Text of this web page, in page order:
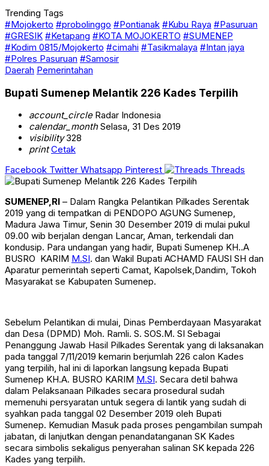
Trending Tags
#Mojokerto #probolinggo #Pontianak #Kubu Raya #Pasuruan
#GRESIK #Ketapang #KOTA MOJOKERTO #SUMENEP
#Kodim 0815/Mojokerto #cimahi #Tasikmalaya #Intan jaya
#Polres Pasuruan #Samosir
Daerah Pemerintahan
Bupati Sumenep Melantik 226 Kades Terpilih
account_circleRadar Indonesia
calendar_monthSelasa, 31 Des 2019
visibility328
print Cetak
Facebook Twitter Whatsapp Pinterest Threads
SUMENEP,RI – Dalam Rangka Pelantikan Pilkades Serentak
2019 yang di tempatkan di PENDOPO AGUNG Sumenep,
Madura Jawa Timur, Senin 30 Desember 2019 di mulai pukul
09.00 wib berjalan dengan Lancar, Aman, terkendali dan
kondusip. Para undangan yang hadir, Bupati Sumenep KH..A
BUSRO KARIM M.SI. dan Wakil Bupati ACHAMD FAUSI SH dan
Aparatur pemerintah seperti Camat, Kapolsek,Dandim, Tokoh
Masyarakat se Kabupaten Sumenep.
Sebelum Pelantikan di mulai, Dinas Pemberdayaan Masyarakat
dan Desa (DPMD) Moh. Ramli. S. SOS.M. SI Sebagai
Penanggung Jawab Hasil Pilkades Serentak yang di laksanakan
pada tanggal 7/11/2019 kemarin berjumlah 226 calon Kades
yang terpilih, hal ini di laporkan langsung kepada Bupati
Sumenep KH.A. BUSRO KARIM M.SI. Secara detil bahwa
dalam Pelaksanaan Pilkades secara prosedural sudah
memenuhi persyaratan untuk segera di lantik yang sudah di
syahkan pada tanggal 02 Desember 2019 oleh Bupati
Sumenep. Kemudian Masuk pada proses pengambilan sumpah
jabatan, di lanjutkan dengan penandatanganan SK Kades
secara simbolis sekaligus penyerahan salinan SK kepada 226
Kades yang terpilih.